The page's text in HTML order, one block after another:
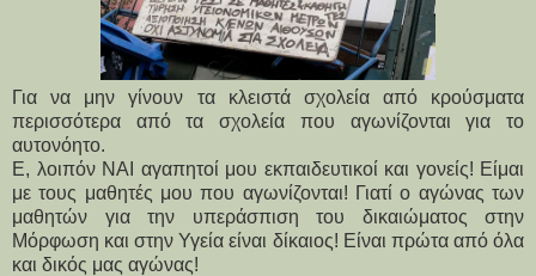
Για να μην γίνουν τα κλειστά σχολεία από κρούσματα
περισσότερα από τα σχολεία που αγωνίζονται για το
αυτονόητο.
Ε, λοιπόν NAI αγαπητοί μου εκπαιδευτικοί και γονείς! Είμαι
με τους μαθητές μου που αγωνίζονται! Γιατί ο αγώνας των
μαθητών για την υπεράσπιση του δικαιώματος στην
Μόρφωση και στην Υγεία είναι δίκαιος! Είναι πρώτα από όλα
και δικός μας αγώνας!